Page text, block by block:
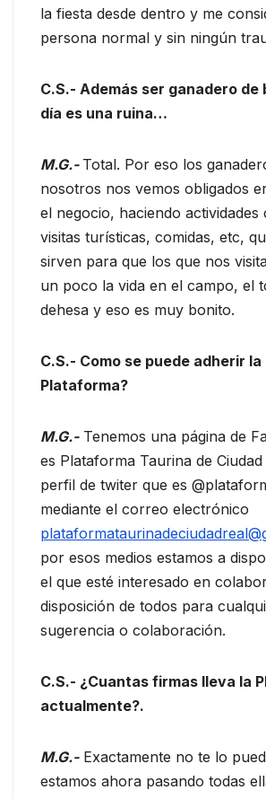
la fiesta desde dentro y me
persona normal y sin ningún
C.S.- Además ser ganadero de
día es una ruina…
M.G.- Total. Por eso los
nosotros nos vemos obligados
el negocio, haciendo actividades
visitas turísticas, comidas, etc,
sirven para que los que nos
un poco la vida en el campo, el
dehesa y eso es muy bonito.
C.S.- Como se puede adherir
Plataforma?
M.G.-Tenemos una página de
es Plataforma Taurina de
perfil de twiter que es
mediante el correo electrónico
por esos medios estamos a
el que esté interesado en
disposición de todos para
sugerencia o colaboración.
C.S.- ¿Cuantas firmas lleva la
actualmente?.
M.G.-Exactamente no te lo
estamos ahora pasando todas